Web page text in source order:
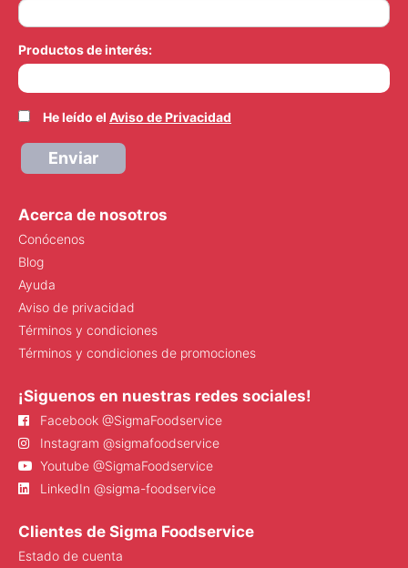
Productos de interés:
He leído el Aviso de Privacidad
Enviar
Acerca de nosotros
Conócenos
Blog
Ayuda
Aviso de privacidad
Términos y condiciones
Términos y condiciones de promociones
¡Siguenos en nuestras redes sociales!
Facebook @SigmaFoodservice
Instagram @sigmafoodservice
Youtube @SigmaFoodservice
LinkedIn @sigma-foodservice
Clientes de Sigma Foodservice
Estado de cuenta